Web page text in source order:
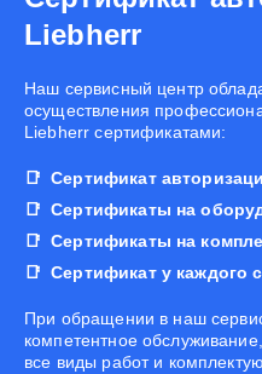
Liebherr
Наш сервисный центр
осуществления
Liebherr сертификатами:
Сертификат
Сертификаты на
Сертификаты на
Сертификат у каждого
При обращении в наш
компетентное
все виды работ и